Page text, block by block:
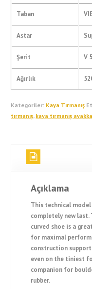
Taban
Astar
Şerit V
Ağırlık
Kategoriler: Kaya Tırmanış
tırmanış, kaya tırmanış
Açıklama
This technical
completely new last.
curved shoe is a
for maximal
construction
even on the tiniest
companion for
rubber.